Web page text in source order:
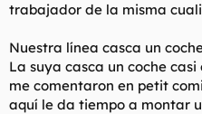
trabajador de la misma
Nuestra línea casca un
La suya casca un coche
me comentaron en petit
aquí le da tiempo a montar